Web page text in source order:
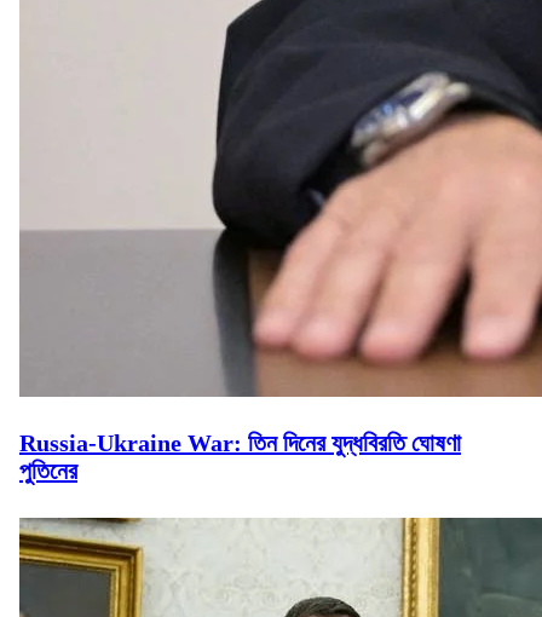
Russia-Ukraine War: তিন দিনের যুদ্ধবিরতি ঘোষণা
পুতিনের